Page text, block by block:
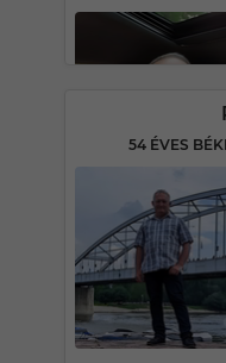
54 ÉVES